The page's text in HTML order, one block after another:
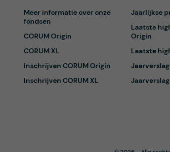
Meer informatie over onze
fondsen
CORUM Origin
CORUM XL
Inschrijven CORUM Origin
Inschrijven CORUM XL
Jaarlijkse
Laatste
Origin
Laatste
Jaarverslag